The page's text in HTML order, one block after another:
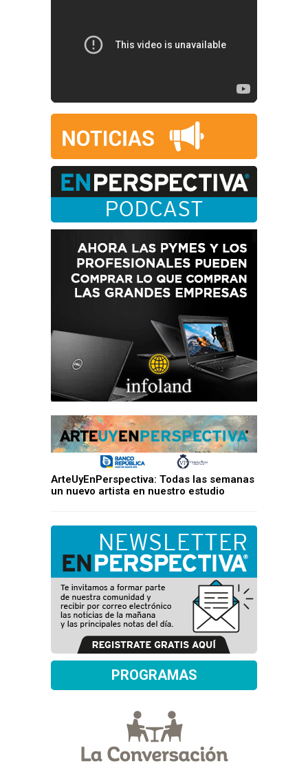
ArteUyEnPerspectiva: Todas las semanas
un nuevo artista en nuestro estudio
PROGRAMAS